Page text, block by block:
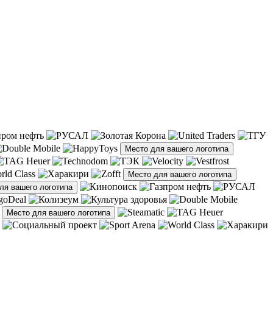
Место для вашего логотипа
Место для вашего логотипа
вашего логотипа
Место для вашего логотипа